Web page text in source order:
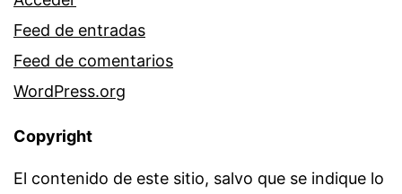
Feed de entradas
Feed de comentarios
WordPress.org
Copyright
El contenido de este sitio, salvo que se indique lo